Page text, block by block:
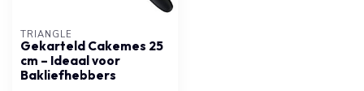
TRIANGLE
Gekarteld Cakemes 25
cm – Ideaal voor
Bakliefhebbers